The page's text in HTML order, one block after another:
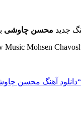
جدید محسن چاوشی
Music Mohsen
“دانلود آهنگ محسن